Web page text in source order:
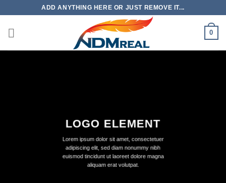
content
ADD ANYTHING HERE OR JUST REMOVE IT...
0
LOGO ELEMENT
Lorem ipsum dolor sit amet, consectetuer
adipiscing elit, sed diam nonummy nibh
euismod tincidunt ut laoreet dolore magna
aliquam erat volutpat.